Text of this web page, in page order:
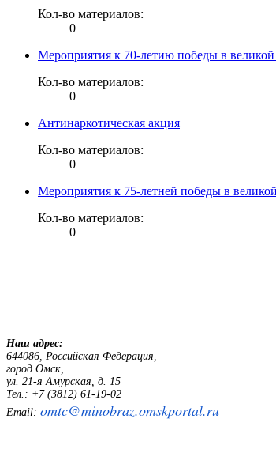
Кол-во материалов:
0
Мероприятия к 70-летию победы в великой
Кол-во материалов:
0
Антинаркотическая акция
Кол-во материалов:
0
Мероприятия к 75-летней победы в
Кол-во материалов:
0
Наш адрес:
644086, Российская Федерация,
город Омск,
ул. 21-я Амурская, д. 15
Тел.: +7 (3812) 61-19-02
Email: omtc@minobraz.omskportal.ru